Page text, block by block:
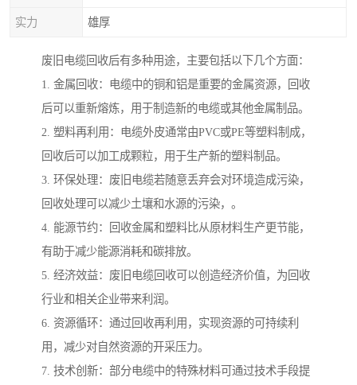
实力 雄厚
废旧电缆回收后有多种用途，主要包括以下几个方面：
1. 金属回收：电缆中的铜和铝是重要的金属资源，回收
后可以重新熔炼，用于制造新的电缆或其他金属制品。
2. 塑料再利用：电缆外皮通常由PVC或PE等塑料制成，
回收后可以加工成颗粒，用于生产新的塑料制品。
3. 环保处理：废旧电缆若随意丢弃会对环境造成污染，
回收处理可以减少土壤和水源的污染，。
4. 能源节约：回收金属和塑料比从原材料生产更节能，
有助于减少能源消耗和碳排放。
5. 经济效益：废旧电缆回收可以创造经济价值，为回收
行业和相关企业带来利润。
6. 资源循环：通过回收再利用，实现资源的可持续利
用，减少对自然资源的开采压力。
7. 技术创新：部分电缆中的特殊材料可通过技术手段提